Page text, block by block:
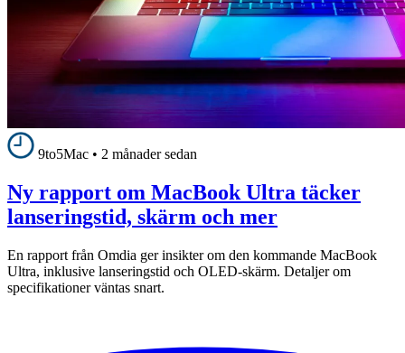
9to5Mac • 2 månader sedan
Ny rapport om MacBook Ultra täcker
lanseringstid, skärm och mer
En rapport från Omdia ger insikter om den kommande MacBook
Ultra, inklusive lanseringstid och OLED-skärm. Detaljer om
specifikationer väntas snart.